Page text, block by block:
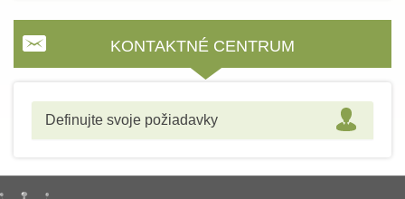
KONTAKTNÉ CENTRUM
Definujte svoje požiadavky